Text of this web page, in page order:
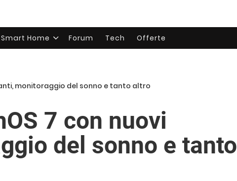
Smart Home Forum Tech Offerte
monitoraggio del sonno e tanto altro
7 con nuovi
del sonno e tanto